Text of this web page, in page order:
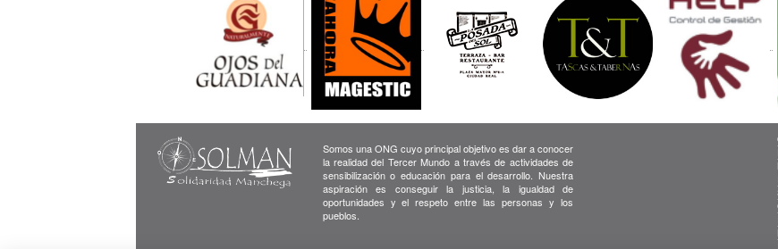
Somos una ONG cuyo principal objetivo es dar a conocer
la realidad del Tercer Mundo a través de actividades de
sensibilización o educación para el desarrollo. Nuestra
aspiración es conseguir la justicia, la igualdad de
oportunidades y el respeto entre las personas y los
pueblos.